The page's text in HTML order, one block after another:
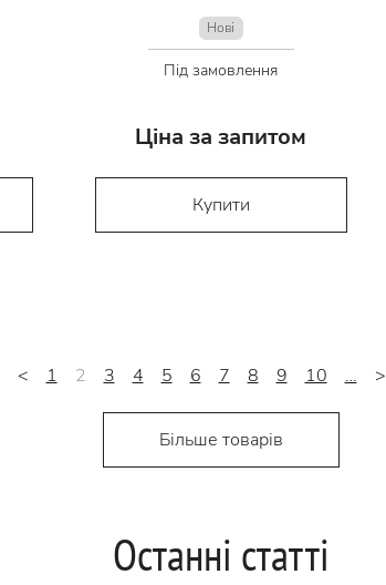
Нові
Під замовлення
Ціна за запитом
Купити
< 1 2 3 4 5 6 7 8 9 10 … >
Більше товарів
Останні статті